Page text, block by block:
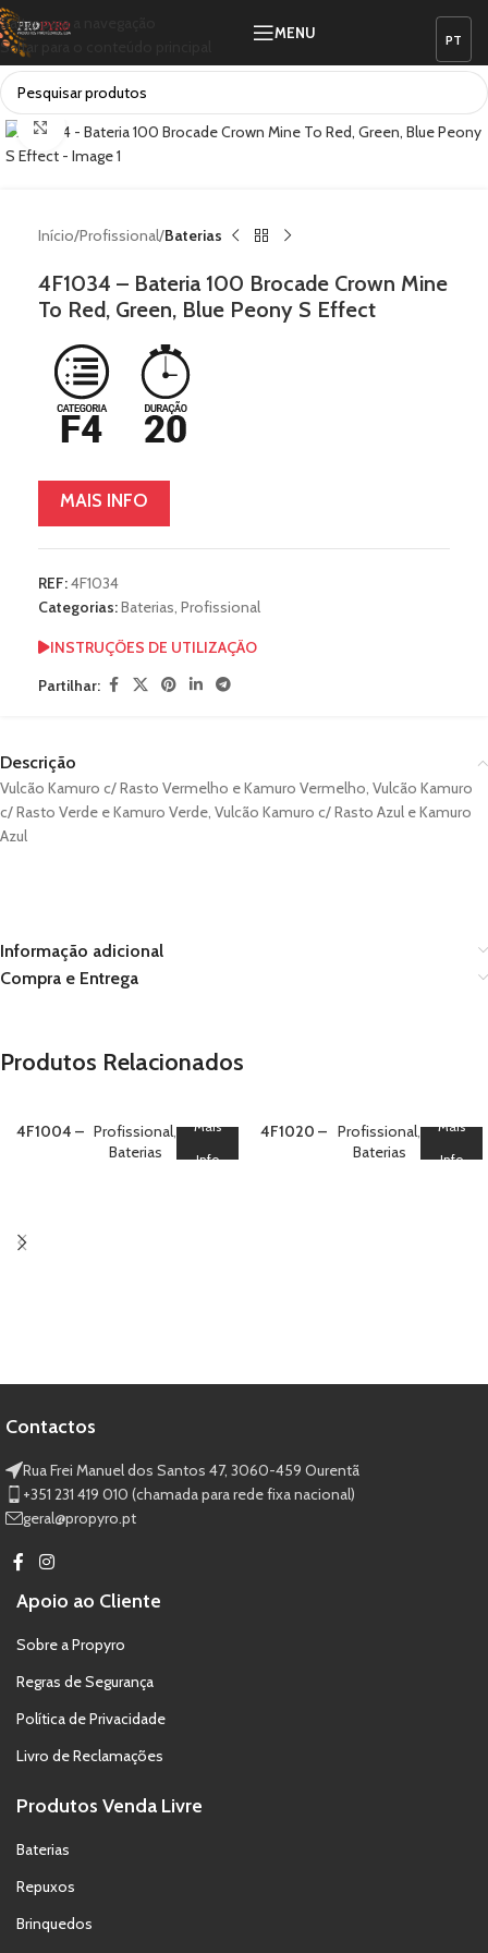
Saltar para a navegação
Saltar para o conteúdo principal
MENU
Clique para ampliar
Início Profissional Baterias
4F1034 – Bateria 100 Brocade Crown Mine
To Red, Green, Blue Peony S Effect
MAIS INFO
REF:4F1034
Categorias:Baterias, Profissional
INSTRUÇÕES DE UTILIZAÇÃO
Partilhar:
Descrição
Vulcão Kamuro c/ Rasto Vermelho e Kamuro Vermelho, Vulcão Kamuro
c/ Rasto Verde e Kamuro Verde, Vulcão Kamuro c/ Rasto Azul e Kamuro
Azul
Informação adicional
Compra e Entrega
Produtos Relacionados
4F1004 – Profissional,
Baterias
Mais
Info
4F1020 – Profissional,
Baterias
Mais
Info
Contactos
Rua Frei Manuel dos Santos 47, 3060-459 Ourentã​
+351 231 419 010 (chamada para rede fixa nacional)
geral@propyro.pt
Apoio ao Cliente
Sobre a Propyro
Regras de Segurança
Política de Privacidade
Livro de Reclamações
Produtos Venda Livre
Baterias
Repuxos
Brinquedos